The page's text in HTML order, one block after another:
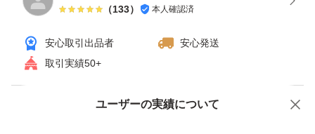
（133） 本人確認済
安心取引出品者
安心発送
取引実績50+
ユーザーの実績について
価格の相談 商品への質問